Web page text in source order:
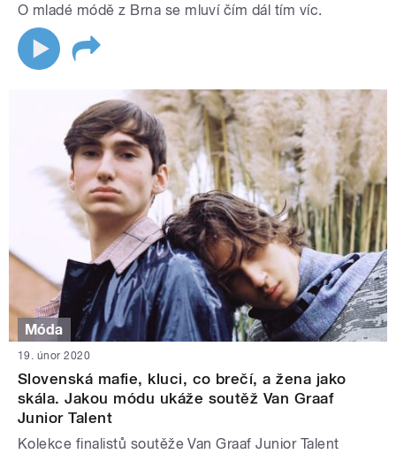
O mladé módě z Brna se mluví čím dál tím víc.
Móda
19. únor 2020
Slovenská mafie, kluci, co brečí, a žena jako
skála. Jakou módu ukáže soutěž Van Graaf
Junior Talent
Kolekce finalistů soutěže Van Graaf Junior Talent